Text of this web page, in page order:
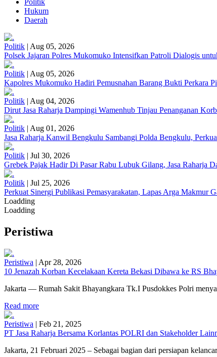
Hukum
Daerah
Politik | Aug 05, 2026
Polsek Jajaran Polres Mukomuko Intensifkan Patroli Dialogis
Politik | Aug 05, 2026
Kapolres Mukomuko Hadiri Pemusnahan Barang Bukti Perkara
Politik | Aug 04, 2026
Dirut Jasa Raharja Dampingi Wamenhub Tinjau Penanganan
Politik | Aug 01, 2026
Jasa Raharja Kanwil Bengkulu Sambangi Polda Bengkulu,
Politik | Jul 30, 2026
Grebek Pajak Hadir Di Pasar Rabu Lubuk Gilang, Jasa Raharja
Politik | Jul 25, 2026
Perkuat Sinergi Publikasi Pemasyarakatan, Lapas Arga Makmur
Loadding
Loadding
Peristiwa
Peristiwa | Apr 28, 2026
10 Jenazah Korban Kecelakaan Kereta Bekasi Dibawa ke RS
Jakarta — Rumah Sakit Bhayangkara Tk.I Pusdokkes Polri
Read more
Peristiwa | Feb 21, 2025
PT Jasa Raharja Bersama Korlantas POLRI dan Stakeholder
Jakarta, 21 Februari 2025 – Sebagai bagian dari persiapan